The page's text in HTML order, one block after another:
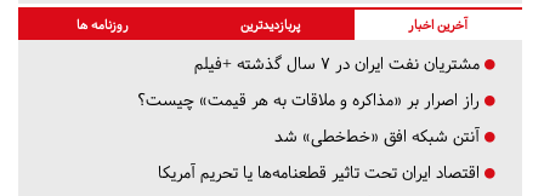
آخرین اخبار پربازدیدترین روزنامه ها
مشتریان نفت ایران در ۷ سال گذشته +فیلم
راز اصرار بر «مذاکره و ملاقات به هر قیمت» چیست؟
آنتن شبکه افق «خط‌خطی» شد
اقتصاد ایران تحت تاثیر قطعنامه‌ها یا تحریم‌ آمریکا